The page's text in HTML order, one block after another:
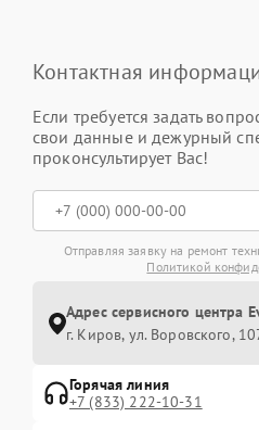
Контактная
Если требуется задать
свои данные и дежурный
проконсультирует Вас!
Отправляя заявку на ремонт
Политикой
Адрес сервисного центра
г. Киров, ул. Воровского,
Горячая линия
+7 (833) 222-10-31